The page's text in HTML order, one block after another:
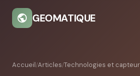
GEOMATIQUE
Accueil/Articles/Technologies et